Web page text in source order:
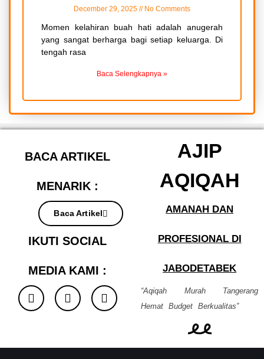
December 29, 2025 No Comments
Momen kelahiran buah hati adalah anugerah
yang sangat berharga bagi setiap keluarga. Di
tengah rasa
Baca Selengkapnya »
AJIP
AQIQAH
AMANAH DAN
PROFESIONAL DI
JABODETABEK
“Aqiqah Murah Tangerang
Hemat Budget Berkualitas”
BACA ARTIKEL
MENARIK :
Baca Artikel
IKUTI SOCIAL
MEDIA KAMI :
F
a
c
o
I
n
s
g
G
o
o
e